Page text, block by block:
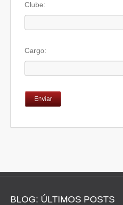
Clube:
Cargo:
BLOG: ÚLTIMOS POSTS